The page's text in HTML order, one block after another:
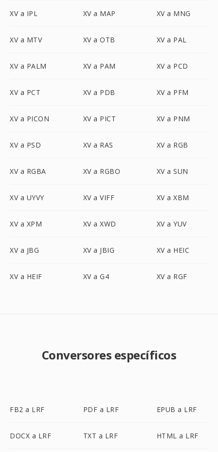
XV a IPL XV a MAP XV a MNG
XV a MTV XV a OTB XV a PAL
XV a PALM XV a PAM XV a PCD
XV a PCT XV a PDB XV a PFM
XV a PICON XV a PICT XV a PNM
XV a PSD XV a RAS XV a RGB
XV a RGBA XV a RGBO XV a SUN
XV a UYVY XV a VIFF XV a XBM
XV a XPM XV a XWD XV a YUV
XV a JBG XV a JBIG XV a HEIC
XV a HEIF XV a G4 XV a RGF
Conversores específicos
FB2 a LRF PDF a LRF EPUB a LRF
DOCX a LRF TXT a LRF HTML a LRF